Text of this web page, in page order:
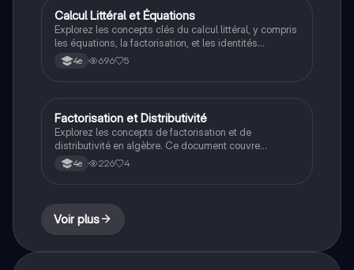
essentielles.
Maths
Calcul Littéral et Équations
Explorez les concepts clés du calcul littéral, y compris
les équations, la factorisation, et les identités
remarquables. Ce document présente des exemples
pratiques, des programmes de calcul avec Scratch, et
4e 696 5
Maths
Factorisation et Distributivité
Explorez les concepts de factorisation et de
distributivité en algèbre. Ce document couvre
l'expansion d'expressions, les équations produits, et
les propriétés distributives, avec des exemples
4e 226 4
Voir plus